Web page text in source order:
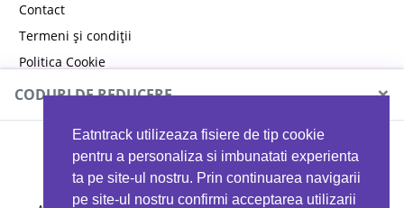
Eatntrack utilizeaza fisiere de tip cookie
pentru a personaliza si imbunatati experienta
ta pe site-ul nostru. Prin continuarea navigarii
pe site-ul nostru confirmi acceptarea utilizarii
Contact
Termeni și condiții
Politica Cookie
Politica de confidențialitate
CODURI DE REDUCERE ×
MYPROTEIN